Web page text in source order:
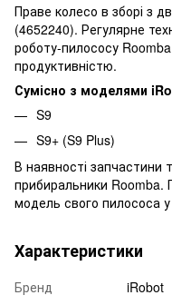
Праве колесо в зборі з
(4652240). Регулярне
роботу-пилососу
продуктивністю.
Сумісно з моделями
S9
S9+ (S9 Plus)
В наявності запчастини
прибиральники
модель свого пилососа
Характеристики
Бренд
iRobot